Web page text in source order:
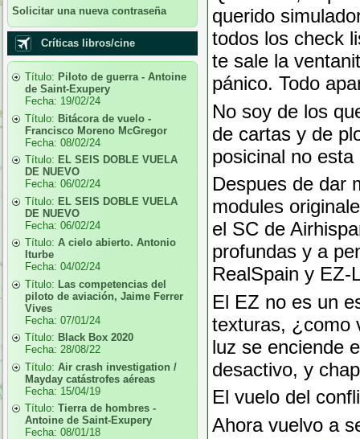
Solicitar una nueva contraseña
Críticas libros/cine
Título: Piloto de guerra - Antoine
de Saint-Exupery
Fecha: 19/02/24
Título: Bitácora de vuelo -
Francisco Moreno McGregor
Fecha: 08/02/24
Título: EL SEIS DOBLE VUELA
DE NUEVO
Fecha: 06/02/24
Título: EL SEIS DOBLE VUELA
DE NUEVO
Fecha: 06/02/24
Título: A cielo abierto. Antonio
Iturbe
Fecha: 04/02/24
Título: Las competencias del
piloto de aviación, Jaime Ferrer
Vives
Fecha: 07/01/24
Título: Black Box 2020
Fecha: 28/08/22
Título: Air crash investigation /
Mayday catástrofes aéreas
Fecha: 15/04/19
Título: Tierra de hombres -
Antoine de Saint-Exupery
Fecha: 08/01/18
querido
todos los check
te sale la
pánico. Todo
No soy de los
de cartas y de
posicinal no esta
Despues de dar
modules
el SC de
profundas y a
RealSpain y EZ-
El EZ no es un
texturas, ¿como
luz se enciende
desactivo, y
El vuelo del
Ahora vuelvo a